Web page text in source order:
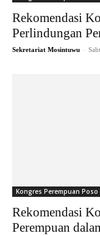
Rekomendasi
Perlindungan
Sekretariat Mosintuwu -
Kongres Perempuan Poso
Rekomendasi
Perempuan